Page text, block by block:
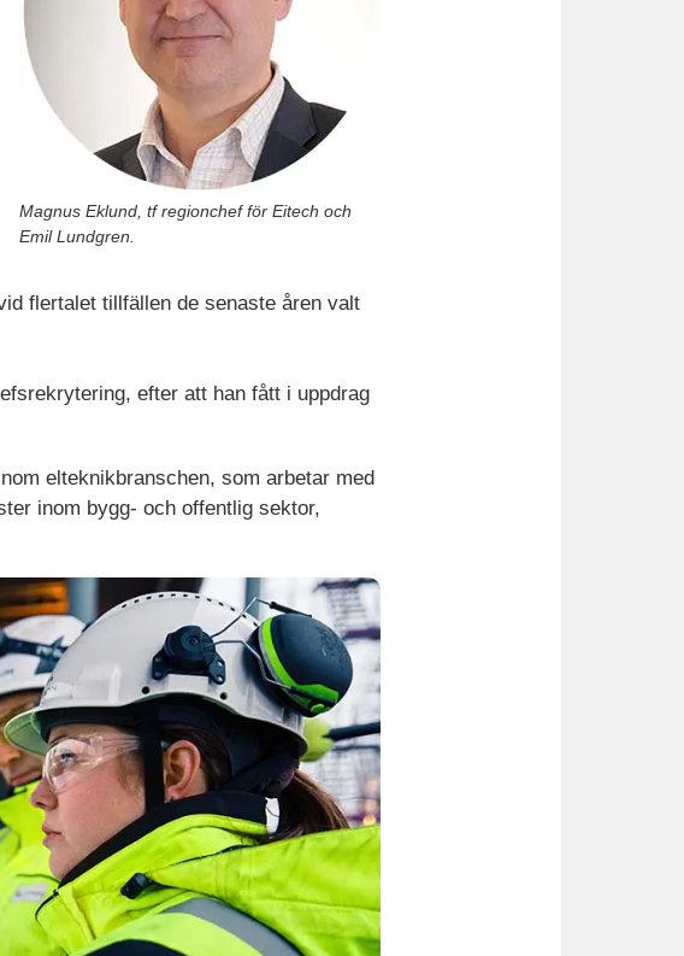
Magnus Eklund, tf regionchef för Eitech och
Emil Lundgren.
flertalet tillfällen de senaste åren valt
efter att han fått i uppdrag
elteknikbranschen, som arbetar med
inom bygg- och offentlig sektor,